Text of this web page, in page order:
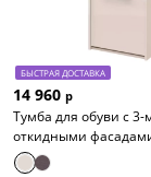
БЫСТРАЯ ДОСТАВКА
14 960 р
Тумба для обуви с 3-
откидными